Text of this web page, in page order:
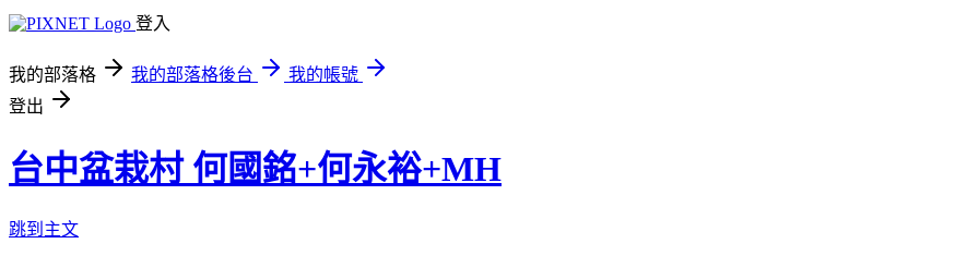
登入
我的部落格 我的部落格後台
我的帳號
登出
台中盆栽村 何國銘+何永裕+MH
跳到主文